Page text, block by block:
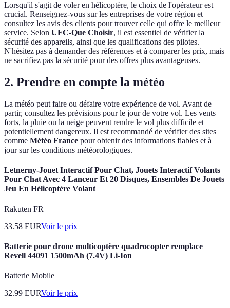
Lorsqu'il s'agit de voler en hélicoptère, le choix de l'opérateur est
crucial. Renseignez-vous sur les entreprises de votre région et
consultez les avis des clients pour trouver celle qui offre le meilleur
service. Selon UFC-Que Choisir, il est essentiel de vérifier la
sécurité des appareils, ainsi que les qualifications des pilotes.
N'hésitez pas à demander des références et à comparer les prix, mais
ne sacrifiez pas la sécurité pour des offres plus avantageuses.
2. Prendre en compte la météo
La météo peut faire ou défaire votre expérience de vol. Avant de
partir, consultez les prévisions pour le jour de votre vol. Les vents
forts, la pluie ou la neige peuvent rendre le vol plus difficile et
potentiellement dangereux. Il est recommandé de vérifier des sites
comme Météo France pour obtenir des informations fiables et à
jour sur les conditions météorologiques.
Letnerny-Jouet Interactif Pour Chat, Jouets Interactif Volants
Pour Chat Avec 4 Lanceur Et 20 Disques, Ensembles De Jouets
Jeu En Hélicoptère Volant
Rakuten FR
33.58 EURVoir le prix
Batterie pour drone multicoptère quadrocopter remplace
Revell 44091 1500mAh (7.4V) Li-Ion
Batterie Mobile
32.99 EURVoir le prix